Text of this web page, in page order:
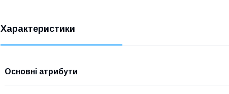
Характеристики
Основні атрибути